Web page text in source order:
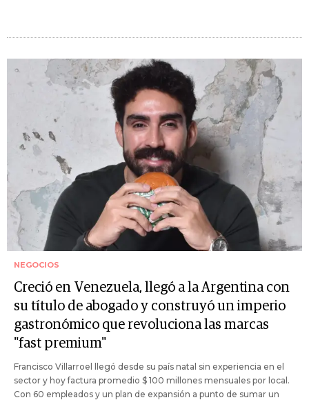
NEGOCIOS
Creció en Venezuela, llegó a la Argentina con
su título de abogado y construyó un imperio
gastronómico que revoluciona las marcas
"fast premium"
Francisco Villarroel llegó desde su país natal sin experiencia en el
sector y hoy factura promedio $ 100 millones mensuales por local.
Con 60 empleados y un plan de expansión a punto de sumar un